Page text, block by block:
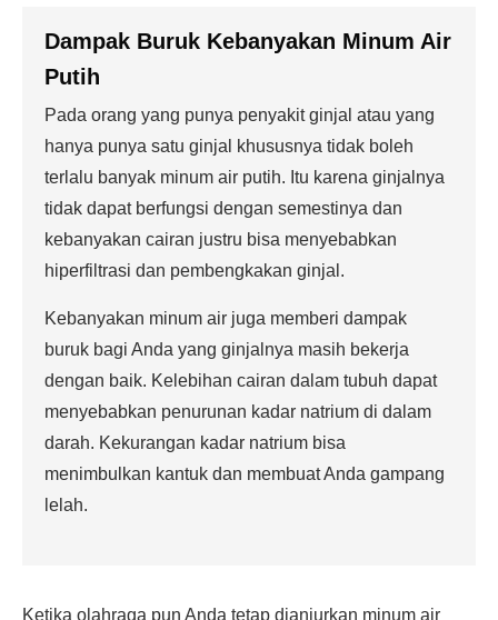
Dampak Buruk Kebanyakan Minum Air
Putih
Pada orang yang punya penyakit ginjal atau yang
hanya punya satu ginjal khususnya tidak boleh
terlalu banyak minum air putih. Itu karena ginjalnya
tidak dapat berfungsi dengan semestinya dan
kebanyakan cairan justru bisa menyebabkan
hiperfiltrasi dan pembengkakan ginjal.
Kebanyakan minum air juga memberi dampak
buruk bagi Anda yang ginjalnya masih bekerja
dengan baik. Kelebihan cairan dalam tubuh dapat
menyebabkan penurunan kadar natrium di dalam
darah. Kekurangan kadar natrium bisa
menimbulkan kantuk dan membuat Anda gampang
lelah.
Ketika olahraga pun Anda tetap dianjurkan minum air